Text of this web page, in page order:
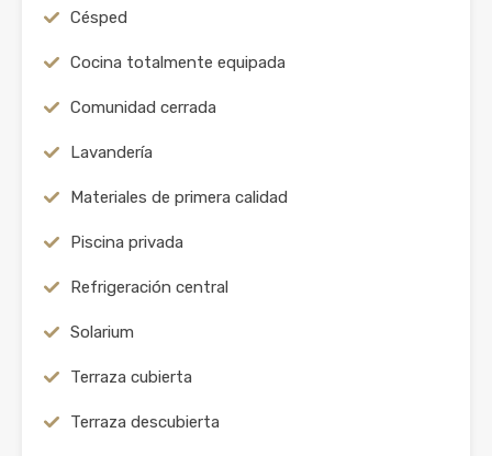
Césped
Cocina totalmente equipada
Comunidad cerrada
Lavandería
Materiales de primera calidad
Piscina privada
Refrigeración central
Solarium
Terraza cubierta
Terraza descubierta